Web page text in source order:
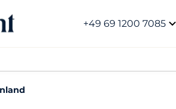
+49 69 1200 7085